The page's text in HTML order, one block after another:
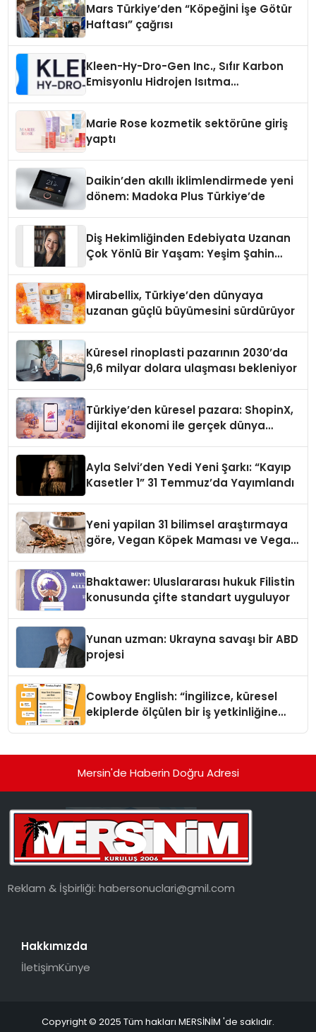
Mars Türkiye’den “Köpeğini İşe Götür
Haftası” çağrısı
Kleen-Hy-Dro-Gen Inc., Sıfır Karbon
Emisyonlu Hidrojen Isıtma
Marie Rose kozmetik sektörüne giriş
yaptı
Daikin’den akıllı iklimlendirmede yeni
dönem: Madoka Plus Türkiye’de
Diş Hekimliğinden Edebiyata Uzanan
Çok Yönlü Bir Yaşam: Yeşim Şahin
Mirabellix, Türkiye’den dünyaya
uzanan güçlü büyümesini sürdürüyor
Küresel rinoplasti pazarının 2030’da
9,6 milyar dolara ulaşması bekleniyor
Türkiye’den küresel pazara: ShopinX,
dijital ekonomi ile gerçek dünya
Ayla Selvi’den Yedi Yeni Şarkı: “Kayıp
Kasetler 1” 31 Temmuz’da Yayımlandı
Yeni yapilan 31 bilimsel araştırmaya
göre, Vegan Köpek Maması ve Vegan
Bhaktawer: Uluslararası hukuk Filistin
konusunda çifte standart uyguluyor
Yunan uzman: Ukrayna savaşı bir ABD
projesi
Cowboy English: “İngilizce, küresel
ekiplerde ölçülen bir iş yetkinliğine
Mersin'de Haberin Doğru Adresi
Reklam & İşbirliği:habersonuclari@gmil.com
Hakkımızda
İletişimKünye
Copyright © 2025 Tüm hakları MERSİNİM 'de saklıdır.